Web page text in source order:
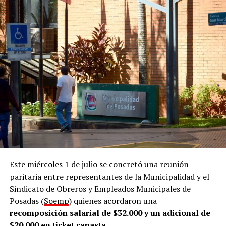
necesitamos de las empresas para que se estimule la
oferta”.
En esa línea, el funcionario municipal detalló que
reciben alrededor de 30 currículums por día de
personas en búsqueda de una oportunidad laboral.
“Estamos hablando de querecibimos más de mil
personas por mesy, actualmente, trabajamos con unas
25 empresas por mes”, remarcó.
Acompañamiento
El director comentó que la Oficina de Empleo funciona
dentro de la Dirección de Empleo y Formación, que
también nuclea a la Oficina de Datos de la Municipalidad
de posadeña. En ese marco, señaló que el área desarrolla
tres líneas de trabajo.
De acuerdo con lo que contó Abrazian aLVM, la primera
Este miércoles 1 de julio se concretó una reunión
paritaria entre representantes de la Municipalidad y el
Sindicato de Obreros y Empleados Municipales de
Posadas (Soemp) quienes acordaron una
recomposición salarial de $32.000 y un adicional de